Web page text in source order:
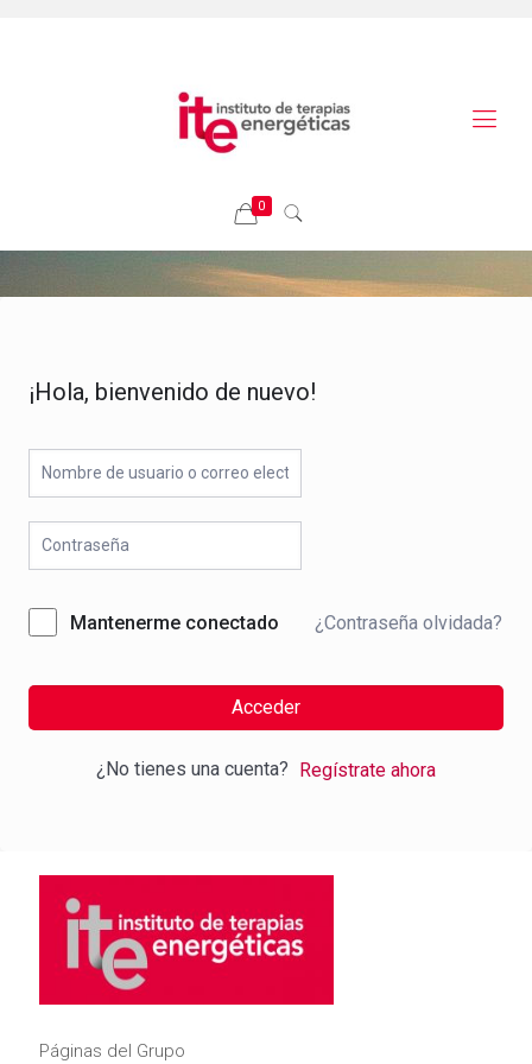
0
¡Hola, bienvenido de nuevo!
Mantenerme conectado ¿Contraseña olvidada?
Acceder
¿No tienes una cuenta? Regístrate ahora
Páginas del Grupo